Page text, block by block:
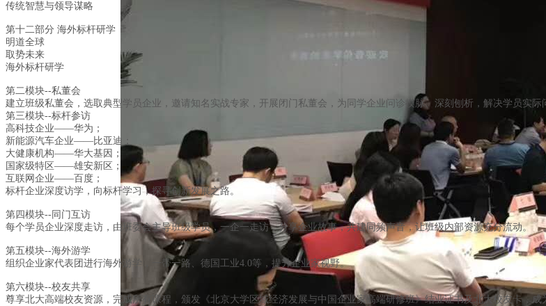
传统智慧与领导谋略
第十二部分 海外标杆研学
明道全球
取势未来
海外标杆研学
第二模块--私董会
建立班级私董会，选取典型学员企业，邀请知名实战专家，开展闭门私董会，为同学企业问诊摸脉、深刻刨析，解决学员实
第三模块--标杆参访
高科技企业——华为；
新能源汽车企业——比亚迪；
大健康机构——华大基因；
国家级特区——雄安新区；
互联网企业——百度；
标杆企业深度访学，向标杆学习，探寻创新发展之路。
第四模块--同门互访
每个学员企业深度走访，由班委会主导班级学员，一企一走访，分享企业故事，共建同频声音，让班级内部资源充分流动。
第五模块--海外游学
组织企业家代表团进行海外游学，一带一路、德国工业4.0等，提升企业家视野。
第六模块--校友共享
尊享北大高端校友资源，完成所有课程，颁发《北京大学区域经济发展与中国企业家高端研修班》结业证书及北大校友卡，